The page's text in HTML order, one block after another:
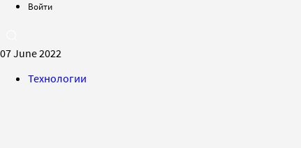
Войти
07 June 2022
Технологии